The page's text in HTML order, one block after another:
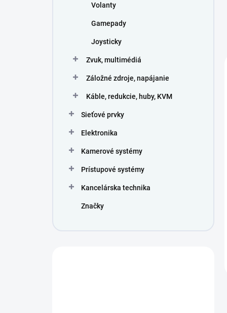
Volanty
Gamepady
Joysticky
Zvuk, multimédiá
Záložné zdroje, napájanie
Káble, redukcie, huby, KVM
Sieťové prvky
Elektronika
Kamerové systémy
Prístupové systémy
Kancelárska technika
Značky